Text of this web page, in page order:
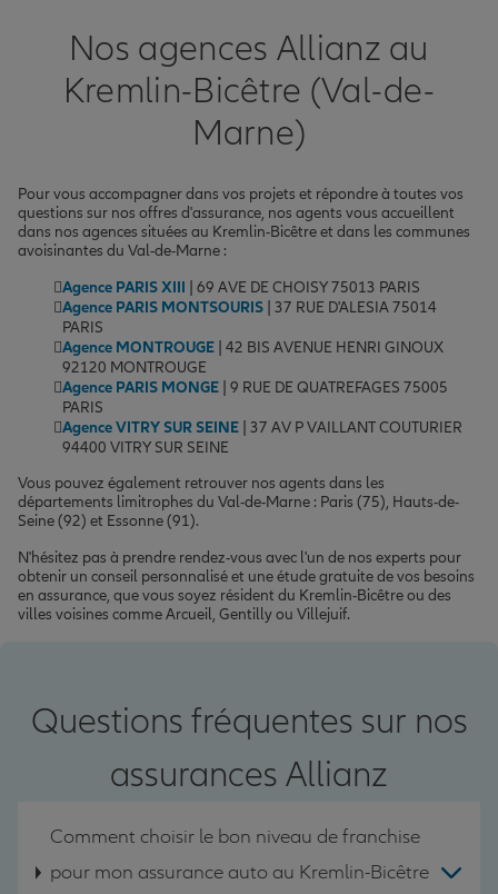
Nos agences Allianz au
Kremlin-Bicêtre (Val-de-
Marne)
Pour vous accompagner dans vos projets et répondre à toutes vos
questions sur nos offres d'assurance, nos agents vous accueillent
dans nos agences situées au Kremlin-Bicêtre et dans les communes
avoisinantes du Val-de-Marne :
Agence PARIS XIII | 69 AVE DE CHOISY 75013 PARIS
Agence PARIS MONTSOURIS | 37 RUE D'ALESIA 75014
PARIS
Agence MONTROUGE | 42 BIS AVENUE HENRI GINOUX
92120 MONTROUGE
Agence PARIS MONGE | 9 RUE DE QUATREFAGES 75005
PARIS
Agence VITRY SUR SEINE | 37 AV P VAILLANT COUTURIER
94400 VITRY SUR SEINE
Vous pouvez également retrouver nos agents dans les
départements limitrophes du Val-de-Marne : Paris (75), Hauts-de-
Seine (92) et Essonne (91).
N'hésitez pas à prendre rendez-vous avec l'un de nos experts pour
obtenir un conseil personnalisé et une étude gratuite de vos besoins
en assurance, que vous soyez résident du Kremlin-Bicêtre ou des
villes voisines comme Arcueil, Gentilly ou Villejuif.
Questions fréquentes sur nos
assurances Allianz
Comment choisir le bon niveau de franchise
pour mon assurance auto au Kremlin-Bicêtre